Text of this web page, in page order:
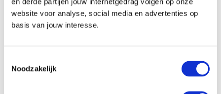
website voor analyse, social media en advertenties op
basis van jouw interesse.
Noodzakelijk